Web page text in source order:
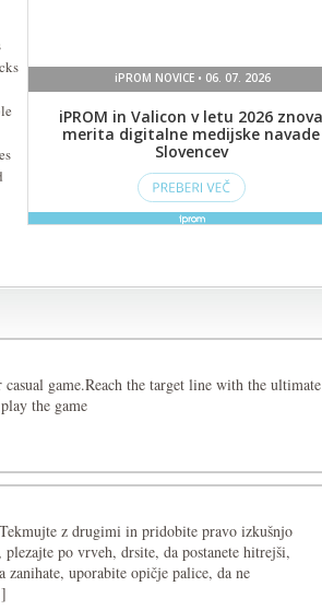
game.Reach the target line with the ultimate
the game
z drugimi in pridobite pravo izkušnjo
po vrveh, drsite, da postanete hitrejši,
uporabite opičje palice, da ne